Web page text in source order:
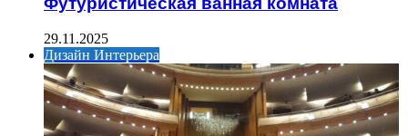
29.11.2025
Дизайн Интерьера